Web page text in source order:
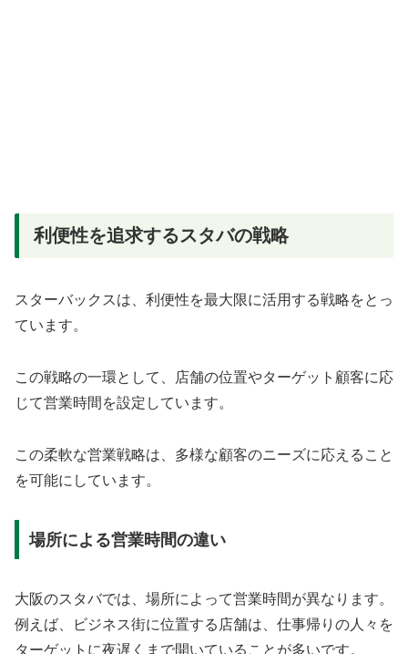
利便性を追求するスタバの戦略
スターバックスは、利便性を最大限に活用する戦略をとっ
ています。
この戦略の一環として、店舗の位置やターゲット顧客に応
じて営業時間を設定しています。
この柔軟な営業戦略は、多様な顧客のニーズに応えること
を可能にしています。
場所による営業時間の違い
大阪のスタバでは、場所によって営業時間が異なります。
例えば、ビジネス街に位置する店舗は、仕事帰りの人々を
ターゲットに夜遅くまで開いていることが多いです。